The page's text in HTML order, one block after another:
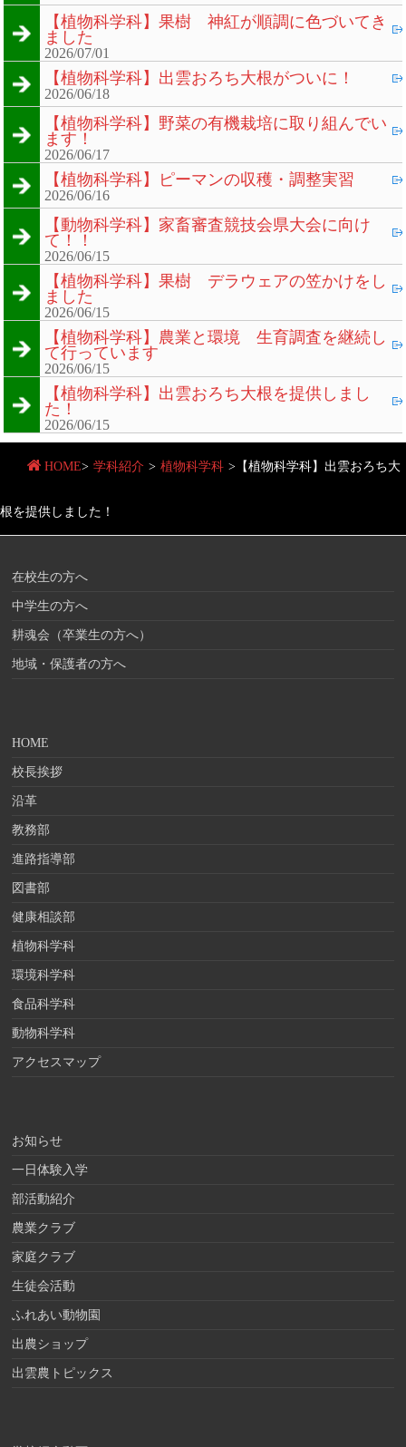
【植物科学科】果樹 神紅が順調に色づいてき
ました
2026/07/01
【植物科学科】出雲おろち大根がついに！
2026/06/18
【植物科学科】野菜の有機栽培に取り組んでい
ます！
2026/06/17
【植物科学科】ピーマンの収穫・調整実習
2026/06/16
【動物科学科】家畜審査競技会県大会に向け
て！！
2026/06/15
【植物科学科】果樹 デラウェアの笠かけをし
ました
2026/06/15
【植物科学科】農業と環境 生育調査を継続し
て行っています
2026/06/15
【植物科学科】出雲おろち大根を提供しまし
た！
2026/06/15
HOME> 学科紹介 > 植物科学科 > 【植物科学科】出雲おろち大
根を提供しました！
在校生の方へ
中学生の方へ
耕魂会（卒業生の方へ）
地域・保護者の方へ
HOME
校長挨拶
沿革
教務部
進路指導部
図書部
健康相談部
植物科学科
環境科学科
食品科学科
動物科学科
アクセスマップ
お知らせ
一日体験入学
部活動紹介
農業クラブ
家庭クラブ
生徒会活動
ふれあい動物園
出農ショップ
出雲農トピックス